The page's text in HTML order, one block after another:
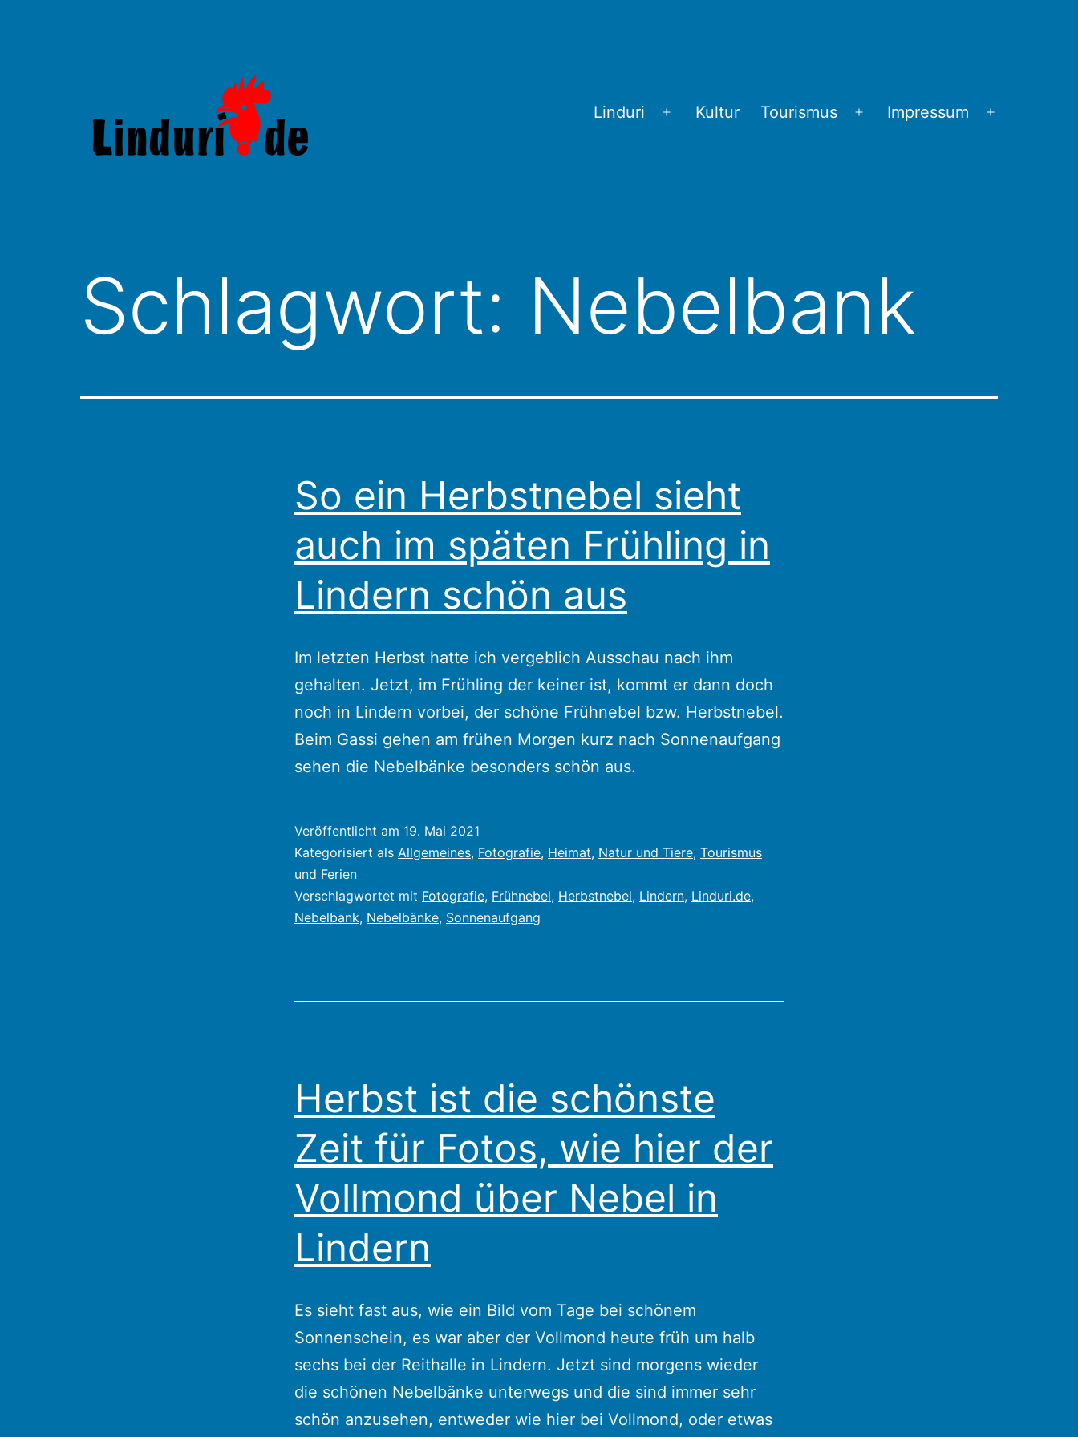
Linduri
Menü
Kultur Tourismus
Menü
Impressum
Schlagwort: Nebelbank
So ein Herbstnebel sieht
auch im späten Frühling in
Lindern schön aus
Im letzten Herbst hatte ich vergeblich Ausschau nach ihm
gehalten. Jetzt, im Frühling der keiner ist, kommt er dann doch
noch in Lindern vorbei, der schöne Frühnebel bzw. Herbstnebel.
Beim Gassi gehen am frühen Morgen kurz nach Sonnenaufgang
sehen die Nebelbänke besonders schön aus.
Veröffentlicht am 19. Mai 2021
Kategorisiert als Allgemeines, Fotografie, Heimat, Natur und Tiere, Tourismus
und Ferien
Verschlagwortet mit Fotografie, Frühnebel, Herbstnebel, Lindern, Linduri.de,
Nebelbank, Nebelbänke, Sonnenaufgang
Herbst ist die schönste
Zeit für Fotos, wie hier der
Vollmond über Nebel in
Lindern
Es sieht fast aus, wie ein Bild vom Tage bei schönem
Sonnenschein, es war aber der Vollmond heute früh um halb
sechs bei der Reithalle in Lindern. Jetzt sind morgens wieder
die schönen Nebelbänke unterwegs und die sind immer sehr
schön anzusehen, entweder wie hier bei Vollmond, oder etwas